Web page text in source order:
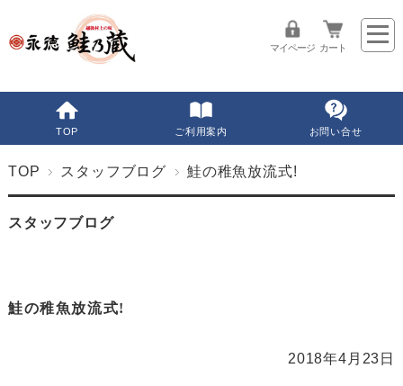
マイページ カート
TOP ご利用案内 お問い合せ
TOP スタッフブログ 鮭の稚魚放流式!
スタッフブログ
鮭の稚魚放流式!
2018年4月23日